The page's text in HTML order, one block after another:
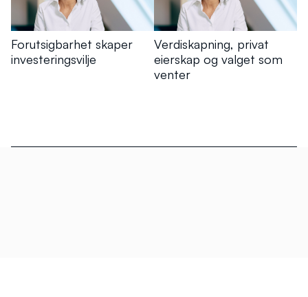
Forutsigbarhet skaper
investeringsvilje
Verdiskapning, privat
eierskap og valget som
venter